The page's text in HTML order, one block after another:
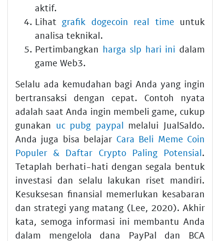
aktif.
Lihat grafik dogecoin real time untuk
analisa teknikal.
Pertimbangkan harga slp hari ini dalam
game Web3.
Selalu ada kemudahan bagi Anda yang ingin
bertransaksi dengan cepat. Contoh nyata
adalah saat Anda ingin membeli game, cukup
gunakan uc pubg paypal melalui JualSaldo.
Anda juga bisa belajar Cara Beli Meme Coin
Populer & Daftar Crypto Paling Potensial.
Tetaplah berhati-hati dengan segala bentuk
investasi dan selalu lakukan riset mandiri.
Kesuksesan finansial memerlukan kesabaran
dan strategi yang matang (Lee, 2020). Akhir
kata, semoga informasi ini membantu Anda
dalam mengelola dana PayPal dan BCA